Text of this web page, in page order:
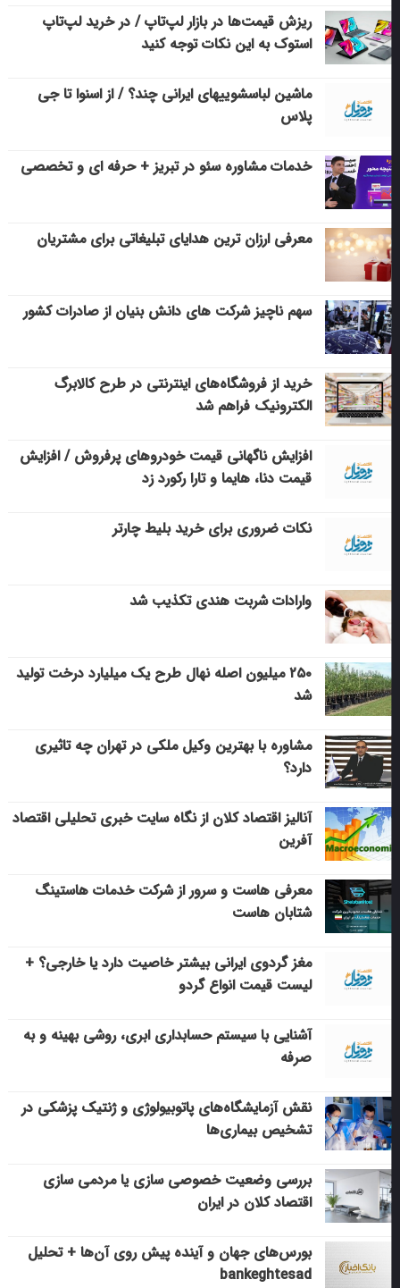
ریزش قیمت‌ها در بازار لپ‌تاپ / در خرید لپ‌تاپ
استوک به این نکات توجه کنید
ماشین لباسشویی‎های ایرانی چند؟ / از اسنوا تا جی
پلاس
خدمات مشاوره سئو در تبریز + حرفه ای و تخصصی
معرفی ارزان ترین هدایای تبلیغاتی برای مشتریان
سهم ناچیز شرکت های دانش بنیان از صادرات کشور
خرید از فروشگاه‌های اینترنتی در طرح کالابرگ
الکترونیک فراهم شد
افزایش ناگهانی قیمت خودروهای پرفروش / افزایش
قیمت دنا، هایما و تارا رکورد زد
نکات ضروری برای خرید بلیط چارتر
وارادات شربت هندی تکذیب شد
۲۵۰ میلیون اصله نهال طرح یک میلیارد درخت تولید
شد
مشاوره با بهترین وکیل ملکی در تهران چه تاثیری
دارد؟
آنالیز اقتصاد کلان از نگاه سایت خبری تحلیلی اقتصاد
آفرین
معرفی هاست و سرور از شرکت خدمات هاستینگ
شتابان هاست
مغز گردوی ایرانی بیشتر خاصیت دارد یا خارجی؟ +
لیست قیمت انواع گردو
آشنایی با سیستم حسابداری ابری، روشی بهینه و به
صرفه
نقش آزمایشگاه‌های پاتوبیولوژی و ژنتیک پزشکی در
تشخیص بیماری‌ها
بررسی وضعیت خصوصی سازی یا مردمی سازی
اقتصاد کلان در ایران
بورس‌های جهان و آینده پیش روی آن‌ها + تحلیل
bankeghtesad